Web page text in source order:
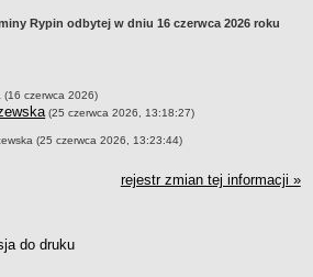
osobowych
Rypin odbytej w dniu 16 czerwca 2026 roku
(16 czerwca 2026)
(25 czerwca 2026, 13:18:27)
(25 czerwca 2026, 13:23:44)
rejestr zmian tej informacji »